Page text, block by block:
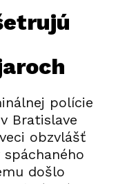
polície
Bratislave
obzvlášť
došlo